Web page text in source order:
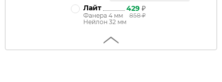
Лайт
Фанера 4 мм
Нейлон 32 мм
429₽
858₽